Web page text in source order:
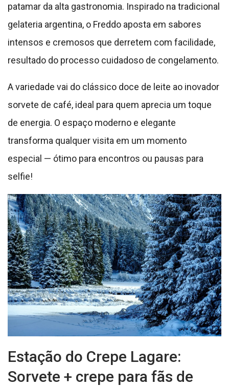
patamar da alta gastronomia. Inspirado na tradicional
gelateria argentina, o Freddo aposta em sabores
intensos e cremosos que derretem com facilidade,
resultado do processo cuidadoso de congelamento.
A variedade vai do clássico doce de leite ao inovador
sorvete de café, ideal para quem aprecia um toque
de energia. O espaço moderno e elegante
transforma qualquer visita em um momento
especial — ótimo para encontros ou pausas para
selfie!
Estação do Crepe Lagare:
Sorvete + crepe para fãs de